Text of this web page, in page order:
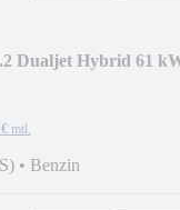
Dualjet Hybrid 61
mtl.
• Benzin